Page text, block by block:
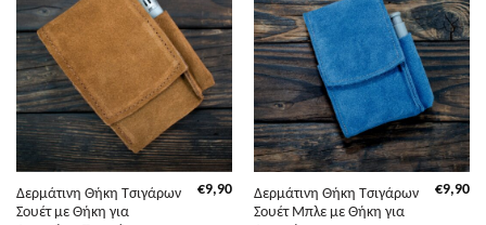
Δερμάτινη Θήκη Τσιγάρων
Σουέτ με Θήκη για
€9,90
Δερμάτινη Θήκη Τσιγάρων
Σουέτ Μπλε με Θήκη για
€9,90